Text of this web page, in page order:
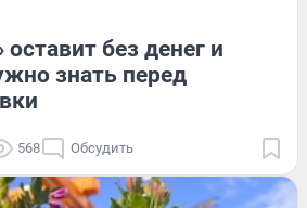
без денег и
знать перед
568 Обсудить